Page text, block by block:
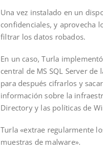
Una vez instalado en un
confidenciales, y aprovecha
filtrar los datos robados.
En un caso, Turla
central de MS SQL Server
para después cifrarlos y
información sobre la
Directory y las políticas de
Turla «extrae regularmente
muestras de malware».